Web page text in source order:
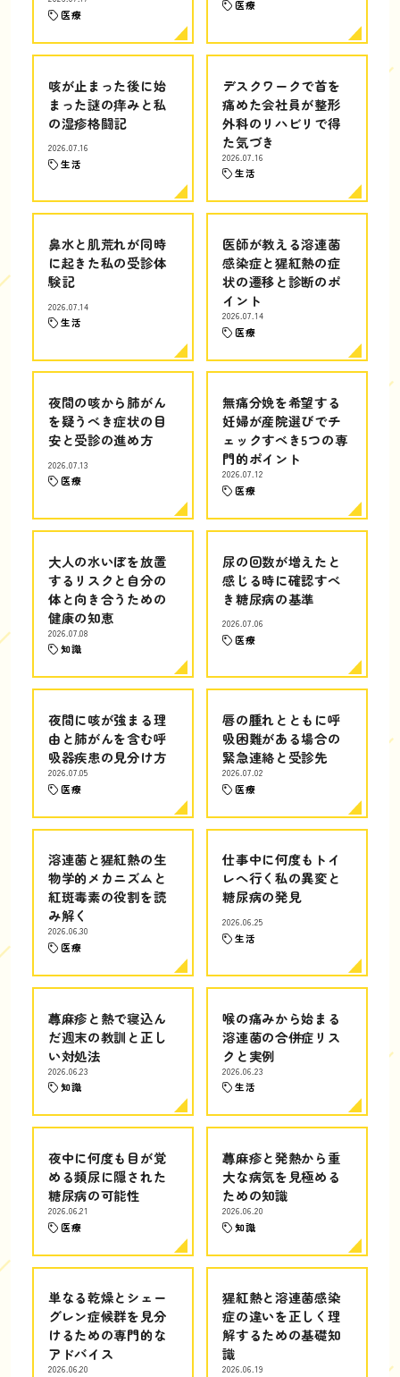
医療
医療
咳が止まった後に始
まった謎の痒みと私
の湿疹格闘記
2026.07.16
生活
デスクワークで首を
痛めた会社員が整形
外科のリハビリで得
た気づき
2026.07.16
生活
鼻水と肌荒れが同時
に起きた私の受診体
験記
2026.07.14
生活
医師が教える溶連菌
感染症と猩紅熱の症
状の遷移と診断のポ
イント
2026.07.14
医療
夜間の咳から肺がん
を疑うべき症状の目
安と受診の進め方
2026.07.13
医療
無痛分娩を希望する
妊婦が産院選びでチ
ェックすべき5つの専
門的ポイント
2026.07.12
医療
大人の水いぼを放置
するリスクと自分の
体と向き合うための
健康の知恵
2026.07.08
知識
尿の回数が増えたと
感じる時に確認すべ
き糖尿病の基準
2026.07.06
医療
夜間に咳が強まる理
由と肺がんを含む呼
吸器疾患の見分け方
2026.07.05
医療
唇の腫れとともに呼
吸困難がある場合の
緊急連絡と受診先
2026.07.02
医療
溶連菌と猩紅熱の生
物学的メカニズムと
紅斑毒素の役割を読
み解く
2026.06.30
医療
仕事中に何度もトイ
レへ行く私の異変と
糖尿病の発見
2026.06.25
生活
蕁麻疹と熱で寝込ん
だ週末の教訓と正し
い対処法
2026.06.23
知識
喉の痛みから始まる
溶連菌の合併症リス
クと実例
2026.06.23
生活
夜中に何度も目が覚
める頻尿に隠された
糖尿病の可能性
2026.06.21
医療
蕁麻疹と発熱から重
大な病気を見極める
ための知識
2026.06.20
知識
単なる乾燥とシェー
グレン症候群を見分
けるための専門的な
アドバイス
2026.06.20
猩紅熱と溶連菌感染
症の違いを正しく理
解するための基礎知
識
2026.06.19